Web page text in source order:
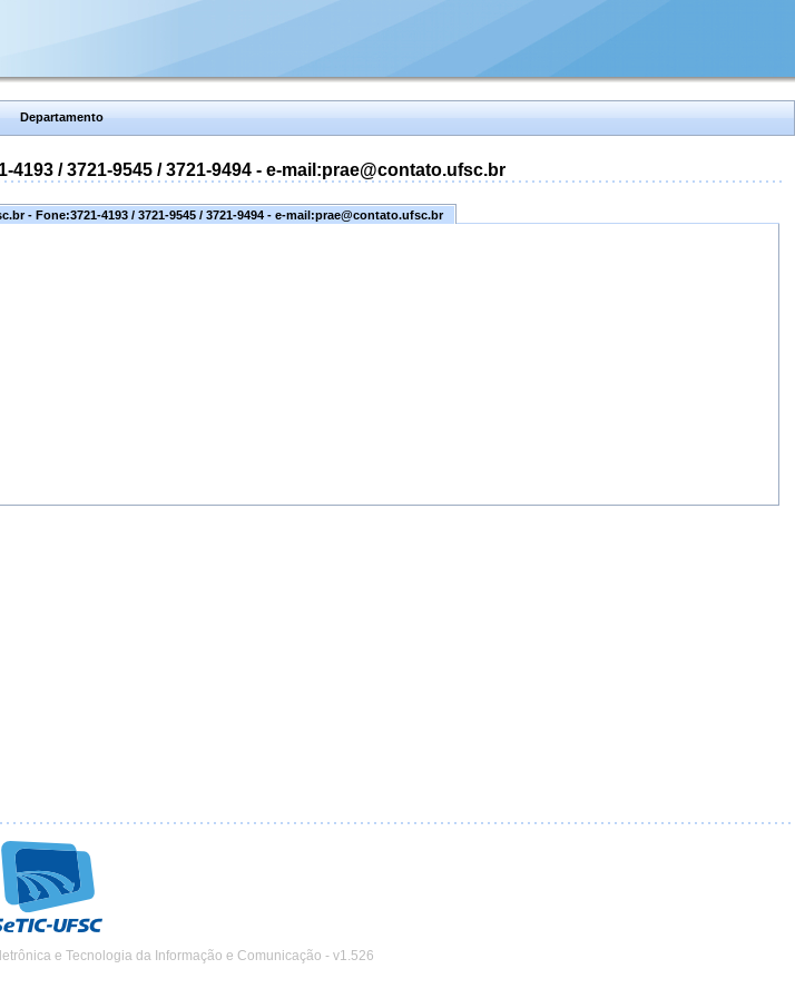
Departamento
/ 3721-9545 / 3721-9494 - e-mail:prae@contato.ufsc.br
- Fone:3721-4193 / 3721-9545 / 3721-9494 - e-mail:prae@contato.ufsc.br
e Tecnologia da Informação e Comunicação - v1.526